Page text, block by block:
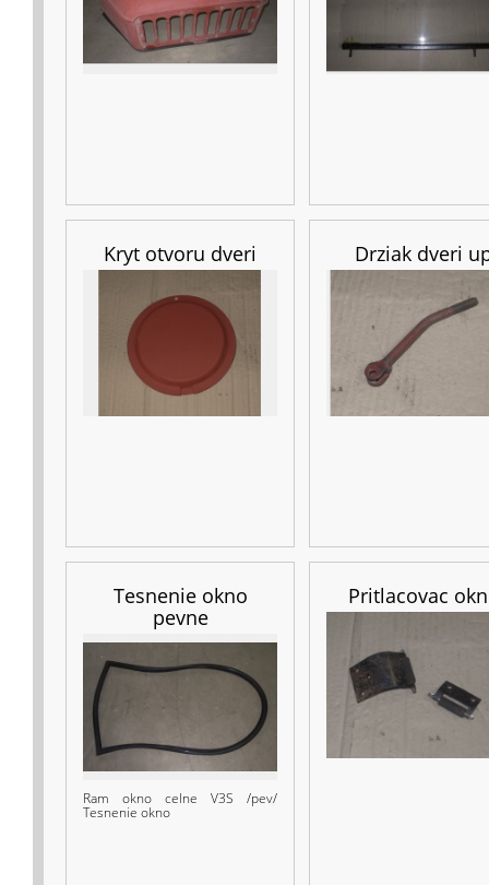
Kryt otvoru dveri Drziak dveri
Tesnenie okno
pevne
Ram okno celne V3S /pev/
Tesnenie okno
Pritlacovac